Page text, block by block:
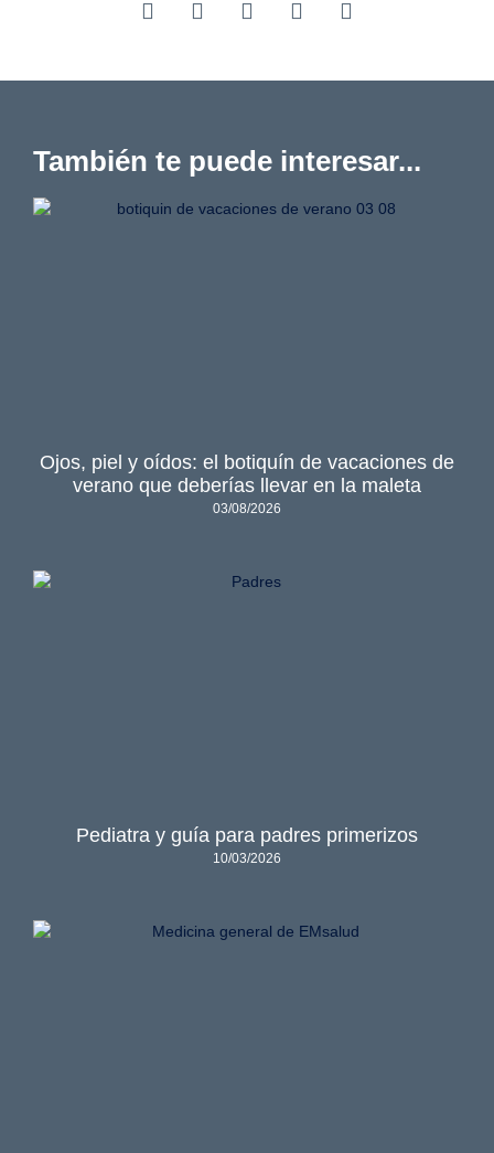
También te puede interesar...
Ojos, piel y oídos: el botiquín de vacaciones de
verano que deberías llevar en la maleta
03/08/2026
Pediatra y guía para padres primerizos
10/03/2026